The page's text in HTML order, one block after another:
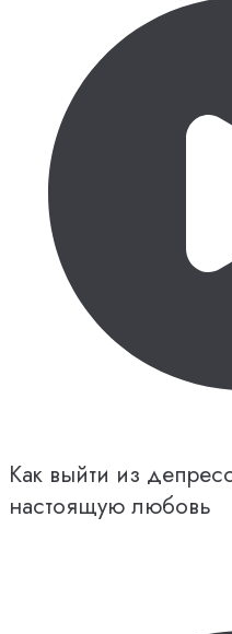
Как выйти из
настоящую любовь